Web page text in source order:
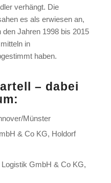
verhängt. Die
es als erwiesen an,
Jahren 1998 bis 2015
in
haben.
– dabei
Münster
& Co KG, Holdorf
GmbH & Co KG,